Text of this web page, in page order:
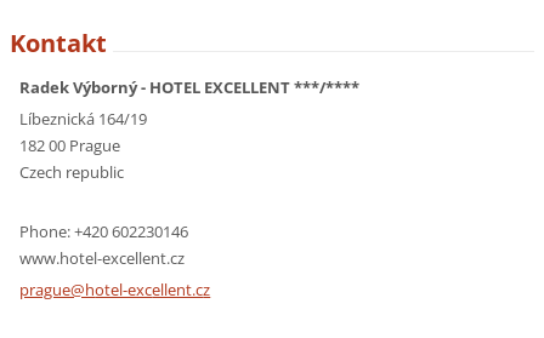
Kontakt
Radek Výborný - HOTEL EXCELLENT ***/****
Líbeznická 164/19
182 00 Prague
Czech republic
Phone: +420 602230146
www.hotel-excellent.cz
prague@hotel-excellent.cz